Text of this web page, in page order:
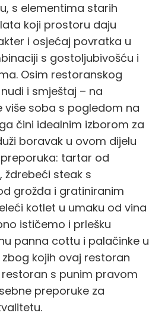
s elementima starih
koji prostoru daju
i osjećaj povratka u
s gostoljubivošću i
Osim restoranskog
i smještaj – na
više soba s pogledom na
čini idealnim izborom za
boravak u ovom dijelu
preporuka: tartar od
ždrebeći steak s
grožđa i gratiniranim
kotlet u umaku od vina
ističemo i prlešku
panna cottu i palačinke u
kojih ovaj restoran
s punim pravom
preporuke za